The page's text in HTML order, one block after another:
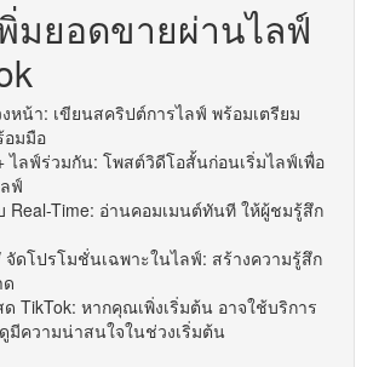
มยอดขายผ่านไลฟ์
หน้า: เขียนสคริปต์การไลฟ์ พร้อมเตรียม
อมมือ
ไลฟ์ร่วมกัน: โพสต์วิดีโอสั้นก่อนเริ่มไลฟ์เพื่อ
ฟ์
Real-Time: อ่านคอมเมนต์ทันที ให้ผู้ชมรู้สึก
จัดโปรโมชั่นเฉพาะในไลฟ์: สร้างความรู้สึก
TikTok: หากคุณเพิ่งเริ่มต้น อาจใช้บริการ
มีความน่าสนใจในช่วงเริ่มต้น